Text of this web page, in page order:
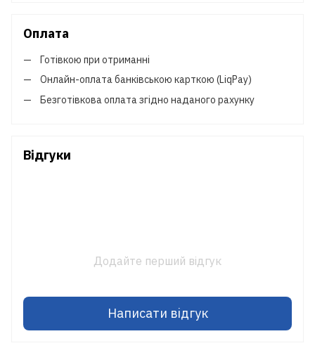
Оплата
Готівкою при отриманні
Онлайн-оплата банківською карткою (LiqPay)
Безготівкова оплата згідно наданого рахунку
Відгуки
Додайте перший відгук
Написати відгук